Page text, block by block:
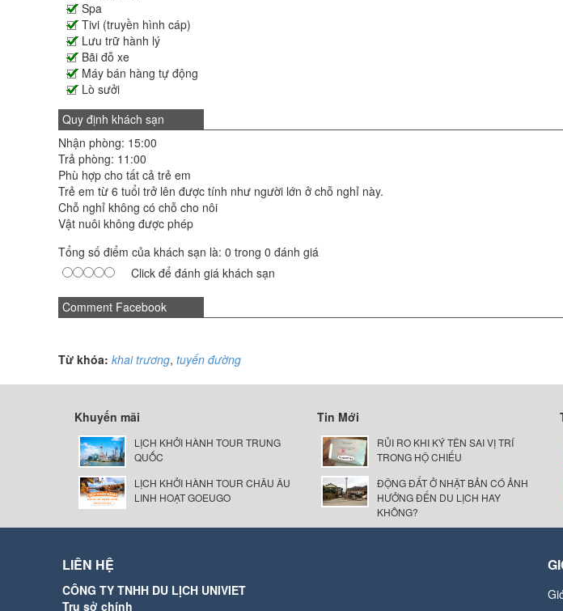
Spa
Tivi (truyền hình cáp)
Lưu trữ hành lý
Bãi đỗ xe
Máy bán hàng tự động
Lò sưởi
Quy định khách sạn
Nhận phòng: 15:00
Trả phòng: 11:00
Phù hợp cho tất cả trẻ em
Trẻ em từ 6 tuổi trở lên được tính như người lớn ở chỗ nghỉ này.
Chỗ nghỉ không có chỗ cho nôi
Vật nuôi không được phép
Tổng số điểm của khách sạn là: 0 trong 0 đánh giá
Click để đánh giá khách sạn
Comment Facebook
Từ khóa: khai trương, tuyến đường
Khuyến mãi
LỊCH KHỞI HÀNH TOUR TRUNG
QUỐC
LỊCH KHỞI HÀNH TOUR CHÂU ÂU
LINH HOẠT GOEUGO
Tin Mới
RỦI RO KHI KÝ TÊN SAI VỊ TRÍ
TRONG HỘ CHIẾU
ĐỘNG ĐẤT Ở NHẬT BẢN CÓ ẢNH
HƯỞNG ĐẾN DU LỊCH HAY
KHÔNG?
LIÊN HỆ
CÔNG TY TNHH DU LỊCH UNIVIET
Trụ sở chính